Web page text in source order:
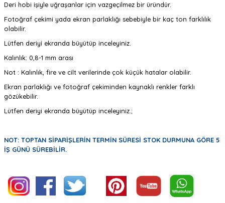
Deri hobi işiyle uğraşanlar için vazgeçilmez bir üründür.
Fotoğraf çekimi yada ekran parlaklığı sebebiyle bir kaç ton farklılık
olabilir.
Lütfen deriyi ekranda büyütüp inceleyiniz.
Kalınlık: 0,8-1 mm arası
Not : Kalınlık, fire ve cilt verilerinde çok küçük hatalar olabilir.
Ekran parlaklığı ve fotoğraf çekiminden kaynaklı renkler farklı
gözükebilir.
Lütfen deriyi ekranda büyütüp inceleyiniz.;
NOT: TOPTAN SİPARİŞLERİN TERMİN SÜRESİ STOK DURMUNA GÖRE 5
İŞ GÜNÜ SÜREBİLİR.